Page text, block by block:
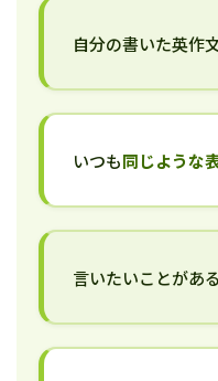
自分の書いた英作
いつも同じような
言いたいことがあ